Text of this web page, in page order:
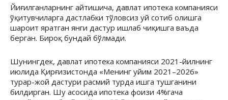
Йиғилганларнинг айтишича, давлат ипотека компанияси
ўқитувчиларга дастлабки тўловсиз уй сотиб олишга
шароит яратган янги дастур ишлаб чиқишга ваъда
берган. Бироқ бундай бўлмади.
Шунингдек, давлат ипотека компанияси 2021-йилнинг
июлида Қирғизистонда «Менинг уйим 2021–2026»
турар-жой дастури расмий турда ишга тушганини
билдирган. Шу асосида ипотека фоизи 4%гача